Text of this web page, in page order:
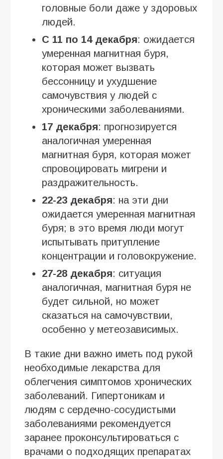
головные боли даже у здоровых
людей.
С 11 по 14 декабря: ожидается
умеренная магнитная буря,
которая может вызвать
бессонницу и ухудшение
самочувствия у людей с
хроническими заболеваниями.
17 декабря: прогнозируется
аналогичная умеренная
магнитная буря, которая может
спровоцировать мигрени и
раздражительность.
22-23 декабря: на эти дни
ожидается умеренная магнитная
буря; в это время люди могут
испытывать притупление
концентрации и головокружение.
27-28 декабря: ситуация
аналогичная, магнитная буря не
будет сильной, но может
сказаться на самочувствии,
особенно у метеозависимых.
В такие дни важно иметь под рукой
необходимые лекарства для
облегчения симптомов хронических
заболеваний. Гипертоникам и
людям с сердечно-сосудистыми
заболеваниями рекомендуется
заранее проконсультироваться с
врачами о подходящих препаратах